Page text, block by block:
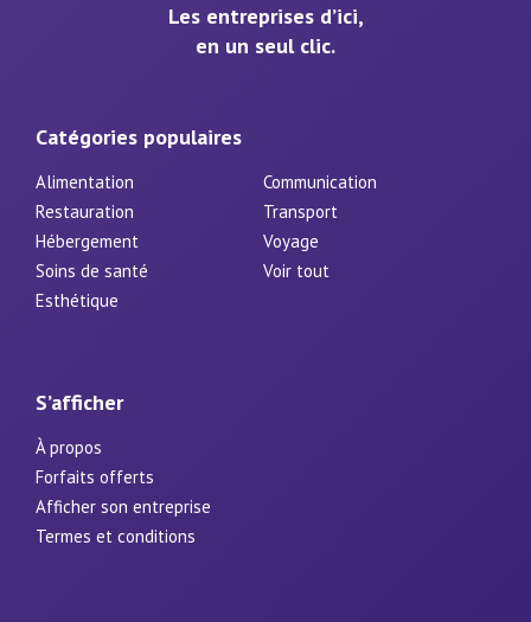
Les entreprises d’ici,
en un seul clic.
Catégories populaires
Alimentation
Communication
Restauration
Transport
Hébergement
Voyage
Soins de santé
Voir tout
Esthétique
S’afficher
À propos
Forfaits offerts
Afficher son entreprise
Termes et conditions